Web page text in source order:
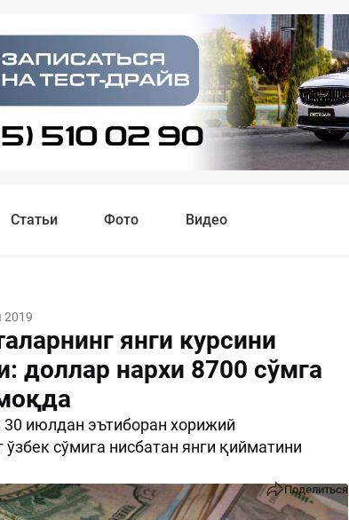
Статьи Фото Видео
2019
янги курсини
доллар нархи 8700 сўмга
июлдан эътиборан хорижий
сўмига нисбатан янги қийматини
Поделиться